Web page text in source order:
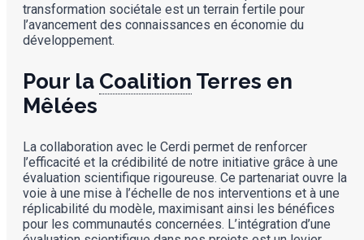
transformation sociétale est un terrain fertile pour
l’avancement des connaissances en économie du
développement.
Pour la Coalition Terres en
Mêlées
La collaboration avec le Cerdi permet de renforcer
l’efficacité et la crédibilité de notre initiative grâce à une
évaluation scientifique rigoureuse. Ce partenariat ouvre la
voie à une mise à l’échelle de nos interventions et à une
réplicabilité du modèle, maximisant ainsi les bénéfices
pour les communautés concernées. L’intégration d’une